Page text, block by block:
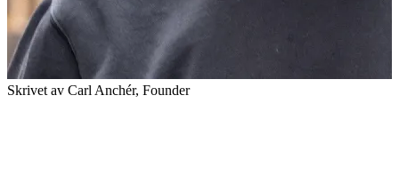
Skrivet av Carl Anchér, Founder